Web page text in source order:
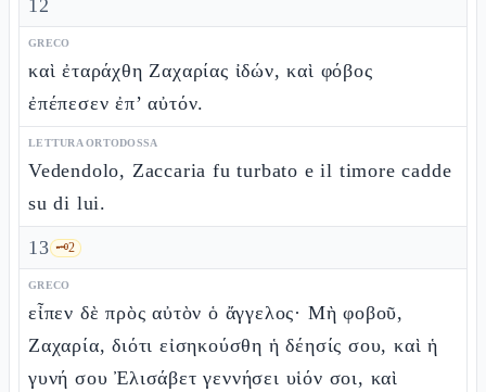
12
GRECO
καὶ ἐταράχθη Ζαχαρίας ἰδών, καὶ φόβος
ἐπέπεσεν ἐπ’ αὐτόν.
LETTURA ORTODOSSA
Vedendolo, Zaccaria fu turbato e il timore cadde
su di lui.
13 🗝️2
GRECO
εἶπεν δὲ πρὸς αὐτὸν ὁ ἄγγελος· Μὴ φοβοῦ,
Ζαχαρία, διότι εἰσηκούσθη ἡ δέησίς σου, καὶ ἡ
γυνή σου Ἐλισάβετ γεννήσει υἱόν σοι, καὶ